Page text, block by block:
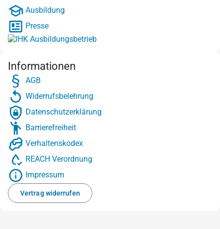
Ausbildung
Presse
Informationen
AGB
Widerrufsbelehrung
Datenschutzerklärung
Barrierefreiheit
Verhaltenskodex
REACH Verordnung
Impressum
Vertrag widerrufen